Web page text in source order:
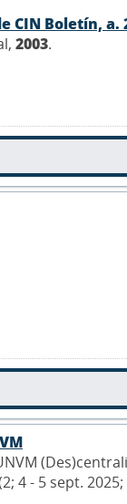
Boletín, a.
2003.
4 - 5 sept.